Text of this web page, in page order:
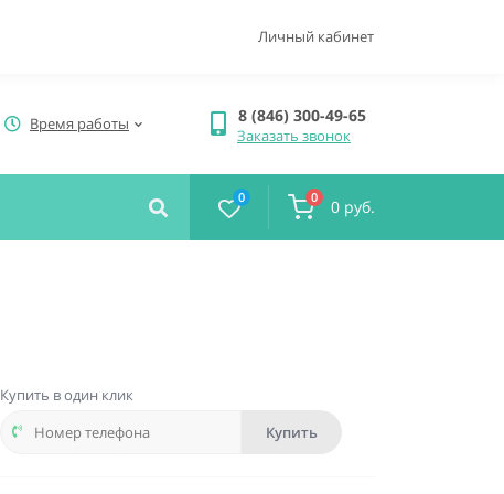
Личный кабинет
Время работы 8 (846) 300-49-65
Заказать звонок
0 0 0 руб.
Купить в один клик
Купить